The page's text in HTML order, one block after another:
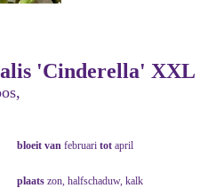
'Cinderella' XXL
bloeit van februari tot april
plaats zon, halfschaduw, kalk